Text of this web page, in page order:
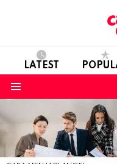
LATEST
STORIES